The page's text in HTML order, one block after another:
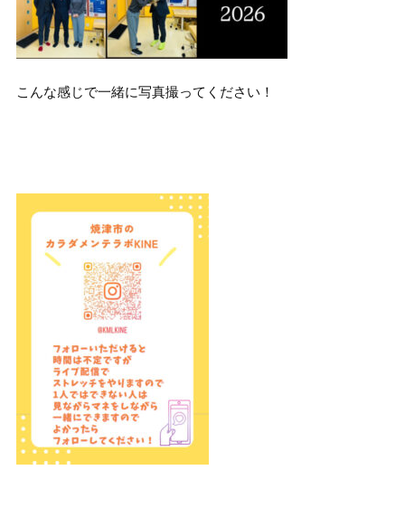
こんな感じで一緒に写真撮ってください！